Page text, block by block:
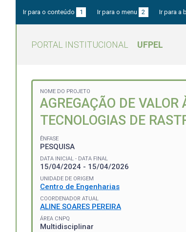
Ir para o conteúdo 1 Ir para o menu 2 Ir para a
PORTAL INSTITUCIONAL UFPEL
NOME DO PROJETO
AGREGAÇÃO DE
TECNOLOGIAS DE
ÊNFASE
PESQUISA
DATA INICIAL - DATA FINAL
15/04/2024 - 15/04/2026
UNIDADE DE ORIGEM
Centro de Engenharias
COORDENADOR ATUAL
ALINE SOARES PEREIRA
ÁREA CNPQ
Multidisciplinar